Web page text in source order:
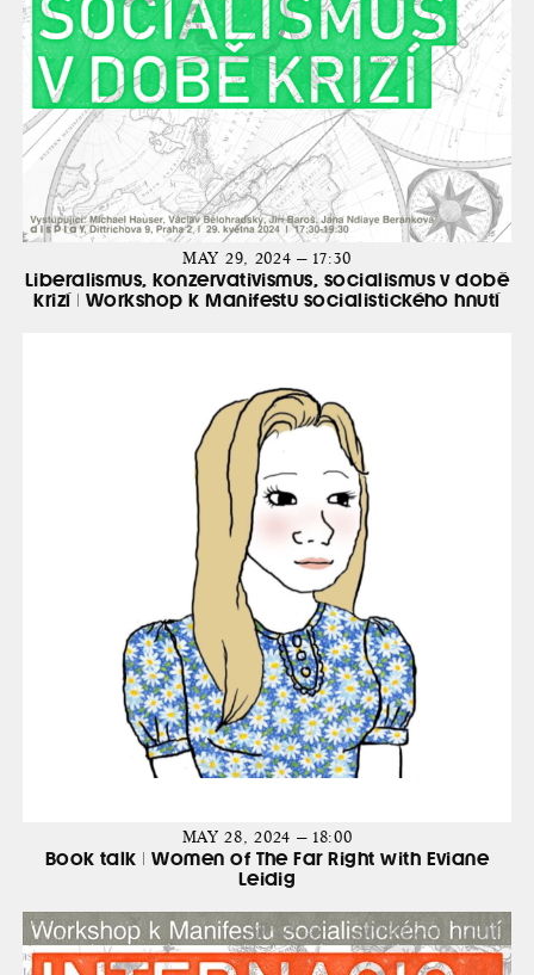
MAY 29, 2024 — 17:30
Liberalismus, konzervativismus, socialismus v době
krizí | Workshop k Manifestu socialistického hnutí
MAY 28, 2024 — 18:00
Book talk | Women of The Far Right with Eviane
Leidig